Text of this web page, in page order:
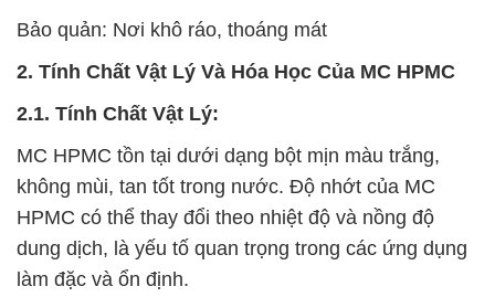
Bảo quản: Nơi khô ráo, thoáng mát
2. Tính Chất Vật Lý Và Hóa Học Của MC HPMC
2.1. Tính Chất Vật Lý:
MC HPMC tồn tại dưới dạng bột mịn màu trắng,
không mùi, tan tốt trong nước. Độ nhớt của MC
HPMC có thể thay đổi theo nhiệt độ và nồng độ
dung dịch, là yếu tố quan trọng trong các ứng dụng
làm đặc và ổn định.